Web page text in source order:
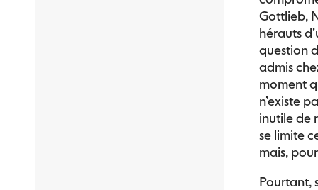
Gottlieb,
hérauts
question
admis
moment
n’existe
inutile de
se limite
mais,
Pourtant,